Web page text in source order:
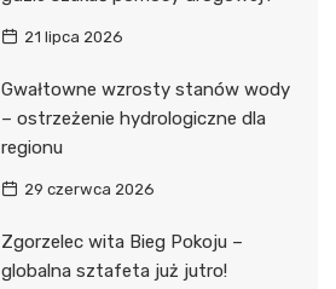
21 lipca 2026
Gwałtowne wzrosty stanów wody
– ostrzeżenie hydrologiczne dla
regionu
29 czerwca 2026
Zgorzelec wita Bieg Pokoju –
globalna sztafeta już jutro!